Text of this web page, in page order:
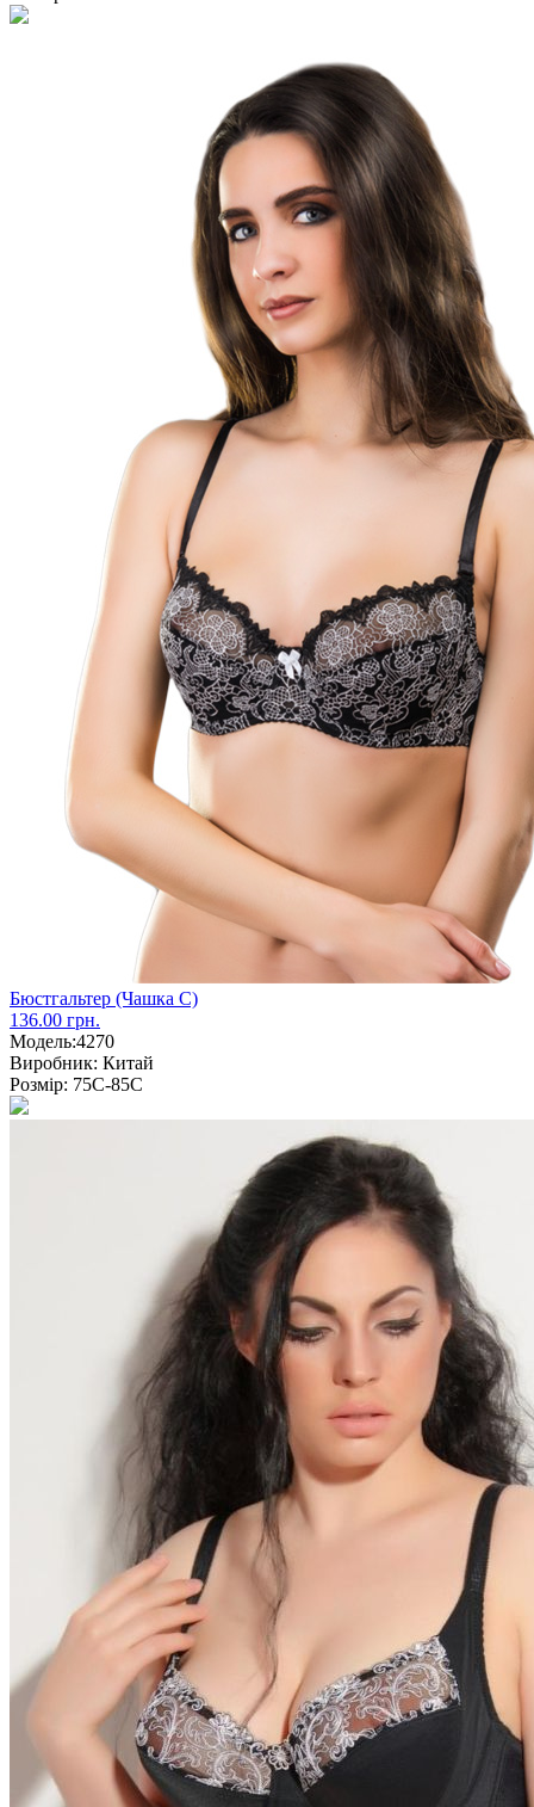
Бюстгальтер (Чашка С)
136.00 грн.
Модель:4270
Виробник: Китай
Розмір: 75С-85С